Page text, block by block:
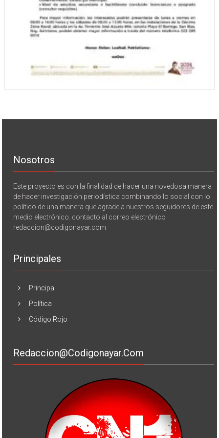
Nosotros
Este proyecto es con la finalidad de hacer una novedosa manera
de hacer investigación periodística combinando lo social con lo
político de una manera que agrade a nuestros seguidores de este
medio electrónico. contacto al correo electrónico
redaccion@codigonayar.com
Principales
Principal
Política
Código Rojo
Redaccion@codigonayar.com